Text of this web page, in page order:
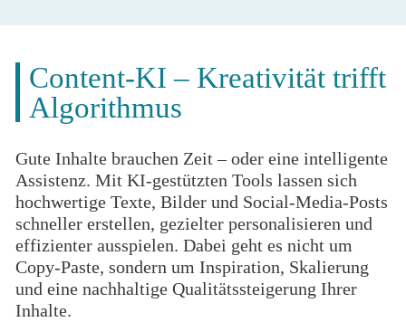
Content-KI – Kreativität trifft
Algorithmus
Gute Inhalte brauchen Zeit – oder eine intelligente
Assistenz. Mit KI-gestützten Tools lassen sich
hochwertige Texte, Bilder und Social-Media-Posts
schneller erstellen, gezielter personalisieren und
effizienter ausspielen. Dabei geht es nicht um
Copy-Paste, sondern um Inspiration, Skalierung
und eine nachhaltige Qualitätssteigerung Ihrer
Inhalte.